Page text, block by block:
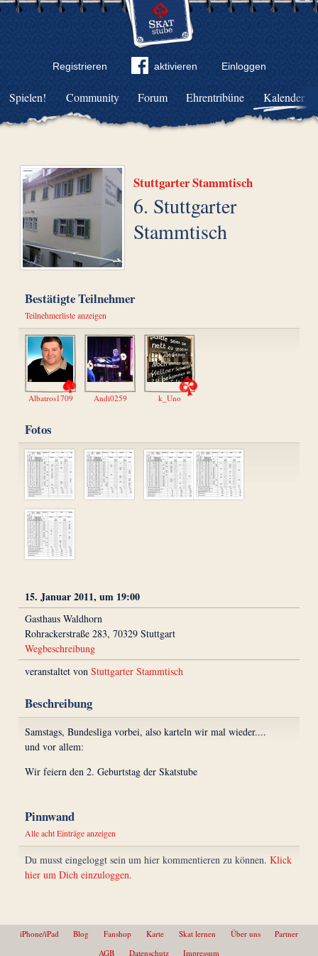
Registrieren aktivieren Einloggen
Community Forum Ehrentribüne Kalender
Spielen!
Stuttgarter Stammtisch
6. Stuttgarter
Stammtisch
Bestätigte Teilnehmer
Teilnehmerliste anzeigen
Albatros1709 Andi0259 k_Uno
Fotos
15. Januar 2011, um 19:00
Gasthaus Waldhorn
Rohrackerstraße 283, 70329 Stuttgart
Wegbeschreibung
veranstaltet von Stuttgarter Stammtisch
Beschreibung
Samstags, Bundesliga vorbei, also karteln wir mal wieder....
und vor allem:
Wir feiern den 2. Geburtstag der Skatstube
Pinnwand
Alle acht Einträge anzeigen
Du musst eingeloggt sein um hier kommentieren zu können. Klick
hier um Dich einzuloggen.
iPhone/iPad Blog Fanshop Karte Skat lernen Über uns
Partner
AGB
Datenschutz Impressum